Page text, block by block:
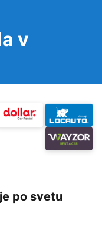
v
po svetu